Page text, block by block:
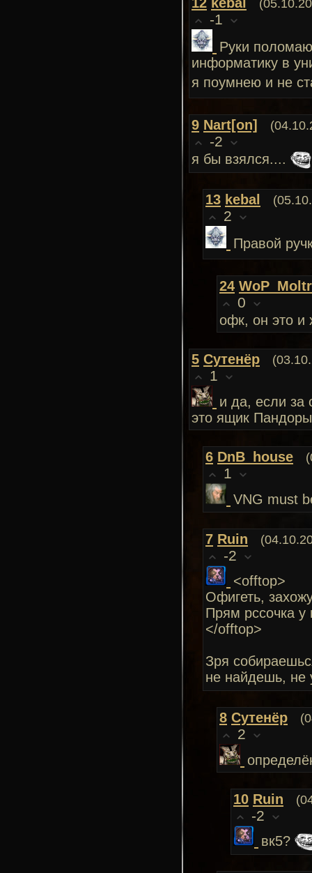
-1
Руки
информатику в
я поумнею и не
9 Nart[on]
-2
я бы взялся....
13 kebal
2
Правой
24
0
офк, он это и
5 Сутенёр
1
и да, если за
это ящик
6 DnB_house
1
VNG must
7 Ruin
-2
<offtop>
Офигеть,
Прям рссочка у
</offtop>
Зря
не найдешь, не
8 Сутенёр
2
10 Ruin
-2
вк5?